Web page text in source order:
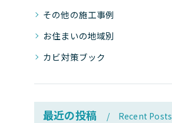
その他の施工事例
お住まいの地域別
カビ対策ブック
最近の投稿 Recent Posts